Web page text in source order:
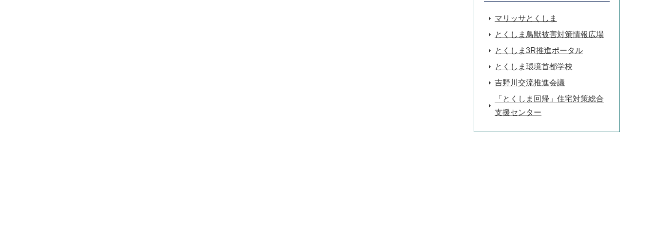
マリッサとくしま
とくしま鳥獣被害対策情報広場
とくしま3R推進ポータル
とくしま環境首都学校
吉野川交流推進会議
「とくしま回帰」住宅対策総合
支援センター